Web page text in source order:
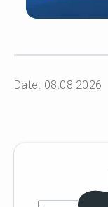
Date: 08.08.2026